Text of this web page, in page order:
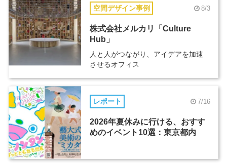
空間デザイン事例 8/3
株式会社メルカリ「Culture
Hub」
人と人がつながり、アイデアを加速
させるオフィス
レポート 7/16
2026年夏休みに行ける、おすす
めのイベント10選：東京都内